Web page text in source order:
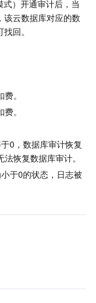
）开通审计后，当
该云数据库对应的数
回。
。
。
0，数据库审计恢复
恢复数据库审计。
于0的状态，日志被